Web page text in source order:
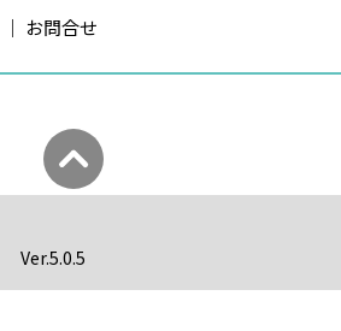
お問合せ
Ver.5.0.5